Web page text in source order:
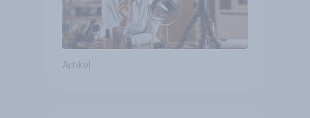
Artikel